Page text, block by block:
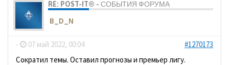
RE: POST-IT® - СОБЫТИЯ ФОРУМА
B_D_N
- 07 май 2022, 00:04
#1270173
Сократил темы. Оставил прогнозы и премьер лигу.